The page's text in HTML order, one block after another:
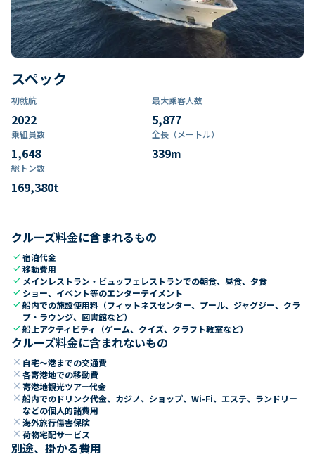
スペック
初就航
2022
最大乗客人数
5,877
乗組員数​
1,648
全長（メートル）
339m
総トン数​
169,380t
クルーズ料金に含まれるもの
check宿泊代金
check移動費用
check メインレストラン・ビュッフェレストランでの朝食、昼食、夕食
check ショー、イベント等のエンターテイメント
check船内での施設使用料（フィットネスセンター、プール、ジャグジー、クラ
ブ・ラウンジ、図書館など）
check船上アクティビティ（ゲーム、クイズ、クラフト教室など）
クルーズ料金に含まれないもの
close 自宅～港までの交通費
close 各寄港地での移動費
close 寄港地観光ツアー代金
close 船内でのドリンク代金、カジノ、ショップ、Wi-Fi、エステ、ランドリー
などの個人的諸費用
close 海外旅行傷害保険
close 荷物宅配サービス
別途、掛かる費用